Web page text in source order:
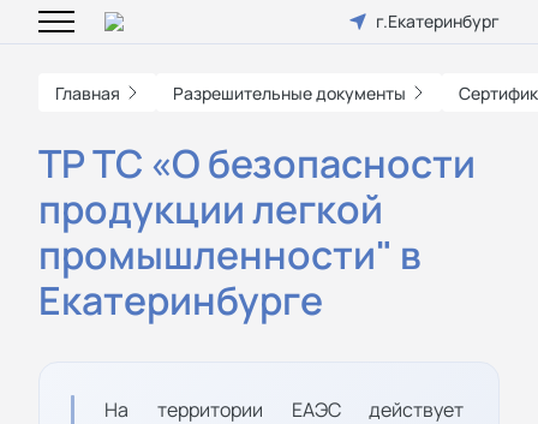
г.Екатеринбург
Главная Разрешительные документы
ТР ТС «О безопасности
продукции легкой
промышленности" в
Екатеринбурге
На территории ЕАЭС действует